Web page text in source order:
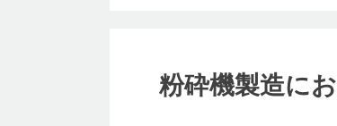
粉砕機製造に